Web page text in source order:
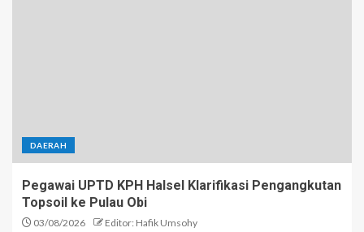
DAERAH
Pegawai UPTD KPH Halsel Klarifikasi Pengangkutan
Topsoil ke Pulau Obi
03/08/2026 Editor: Hafik Umsohy